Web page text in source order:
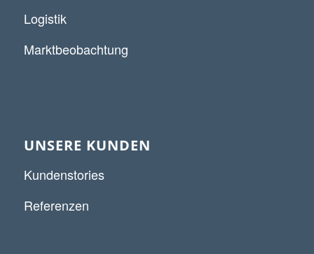
Logistik
Marktbeobachtung
UNSERE KUNDEN
Kundenstories
Referenzen